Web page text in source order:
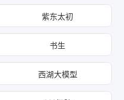
紫东太初
书生
西湖大模型